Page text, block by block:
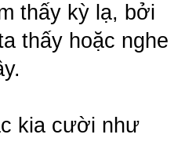
thấy kỳ lạ, bởi
thấy hoặc nghe
kia cười như